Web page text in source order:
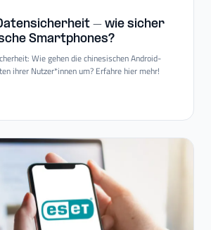
– wie sicher
Smartphones?
Wie gehen die chinesischen Android-
ihrer Nutzer*innen um? Erfahre hier mehr!